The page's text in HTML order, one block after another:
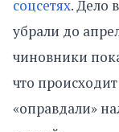
соцсетях. Дело
убрали до
чиновники
что
«оправдали»